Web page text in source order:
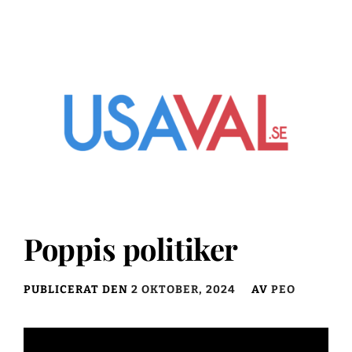
Poppis politiker
PUBLICERAT DEN 2 OKTOBER, 2024 AV PEO